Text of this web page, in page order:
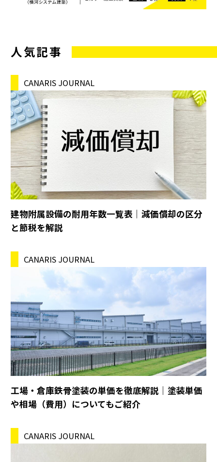
人気記事
CANARIS JOURNAL
建物附属設備の耐用年数一覧表｜減価償却の区分
と節税を解説
CANARIS JOURNAL
工場・倉庫鉄骨塗装の単価を徹底解説｜塗装単価
や相場（費用）についてもご紹介
CANARIS JOURNAL